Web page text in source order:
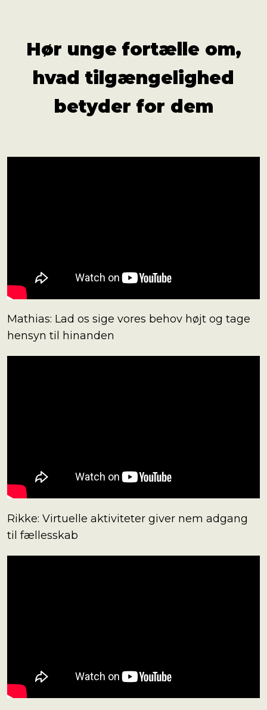
Hør unge fortælle om,
hvad tilgængelig­hed
betyder for dem
Mathias: Lad os sige vores behov højt og tage
hensyn til hinanden
Rikke: Virtuelle aktiviteter giver nem adgang
til fællesskab